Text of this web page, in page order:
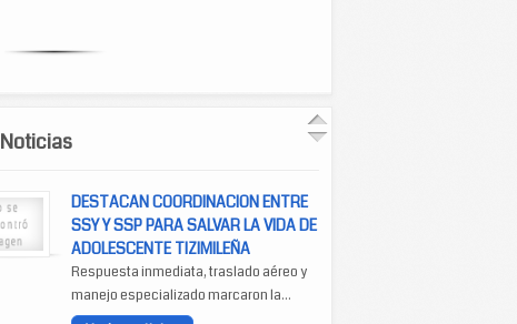
Noticias
DESTACAN COORDINACION ENTRE
SSY Y SSP PARA SALVAR LA VIDA DE
ADOLESCENTE TIZIMILEÑA
Respuesta inmediata, traslado aéreo y
manejo especializado marcaron la...